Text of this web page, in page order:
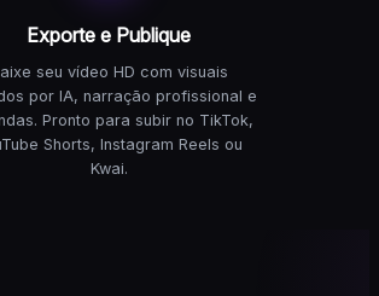
Exporte e Publique
seu vídeo HD com visuais
por IA, narração profissional e
Pronto para subir no TikTok,
Shorts, Instagram Reels ou
Kwai.